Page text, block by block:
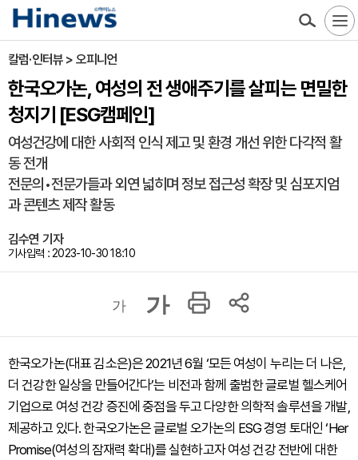
칼럼·인터뷰 > 오피니언
한국오가논, 여성의 전 생애주기를 살피는 면밀한
청지기 [ESG캠페인]
여성건강에 대한 사회적 인식 제고 및 환경 개선 위한 다각적 활
동 전개
전문의•전문가들과 외연 넓히며 정보 접근성 확장 및 심포지엄
과 콘텐츠 제작 활동
김수연 기자
기사입력 : 2023-10-30 18:10
가 가
한국오가논(대표 김소은)은 2021년 6월 ‘모든 여성이 누리는 더 나은,
더 건강한 일상을 만들어간다’는 비전과 함께 출범한 글로벌 헬스케어
기업으로 여성 건강 증진에 중점을 두고 다양한 의학적 솔루션을 개발,
제공하고 있다. 한국오가논은 글로벌 오가논의 ESG 경영 토대인 ‘Her
Promise(여성의 잠재력 확대)를 실현하고자 여성 건강 전반에 대한